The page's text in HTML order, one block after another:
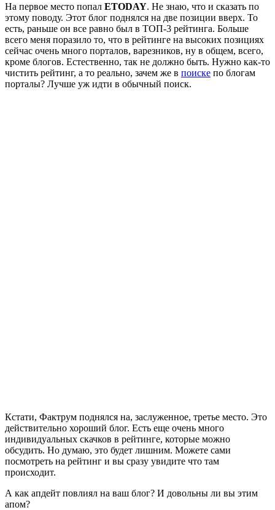
На первое место попал ETODAY. Не знаю, что и сказать по
этому поводу. Этот блог поднялся на две позиции вверх. То
есть, раньше он все равно был в ТОП-3 рейтинга. Больше
всего меня поразило то, что в рейтинге на высоких позициях
сейчас очень много порталов, варезников, ну в общем, всего,
кроме блогов. Естественно, так не должно быть. Нужно как-то
чистить рейтинг, а то реально, зачем же в поиске по блогам
порталы? Лучше уж идти в обычный поиск.
Кстати, Фактрум поднялся на, заслуженное, третье место. Это
действительно хороший блог. Есть еще очень много
индивидуальных скачков в рейтинге, которые можно
обсудить. Но думаю, это будет лишним. Можете сами
посмотреть на рейтинг и вы сразу увидите что там
происходит.
А как апдейт повлиял на ваш блог? И довольны ли вы этим
апом?